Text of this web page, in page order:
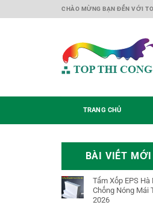
to
CHÀO MỪNG BẠN ĐẾN VỚI
TRANG CHỦ
BÀI VIẾT MỚI
Tấm Xốp EPS Hà
Chống Nóng Mái
2026